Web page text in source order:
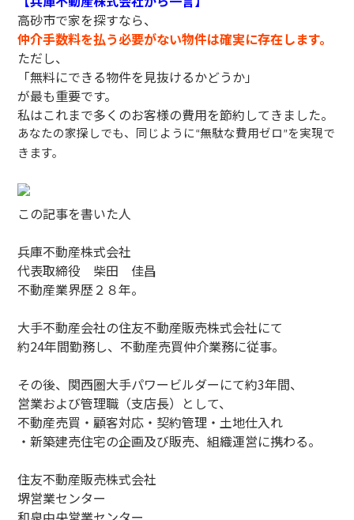
高砂市で家を探すなら、
仲介手数料を払う必要がない物件は確実に存在します。
ただし、
「無料にできる物件を見抜けるかどうか」
が最も重要です。
私はこれまで多くのお客様の費用を節約してきました。
あなたの家探しでも、同じように “無駄な費用ゼロ ”を実現で
きます。
この記事を書いた人
兵庫不動産株式会社
代表取締役 柴田 佳昌
不動産業界歴２８年。
大手不動産会社の住友不動産販売株式会社にて
約24年間勤務し、不動産売買仲介業務に従事。
その後、関西圏大手パワービルダーにて約3年間、
営業および管理職（支店長）として、
不動産売買・顧客対応・契約管理・土地仕入れ
・新築建売住宅の企画及び販売、組織運営に携わる。
住友不動産販売株式会社
堺営業センター